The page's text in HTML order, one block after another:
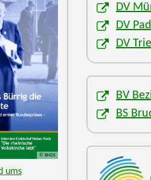
© BHDS
ums
DV
DV
DV
BV
BS